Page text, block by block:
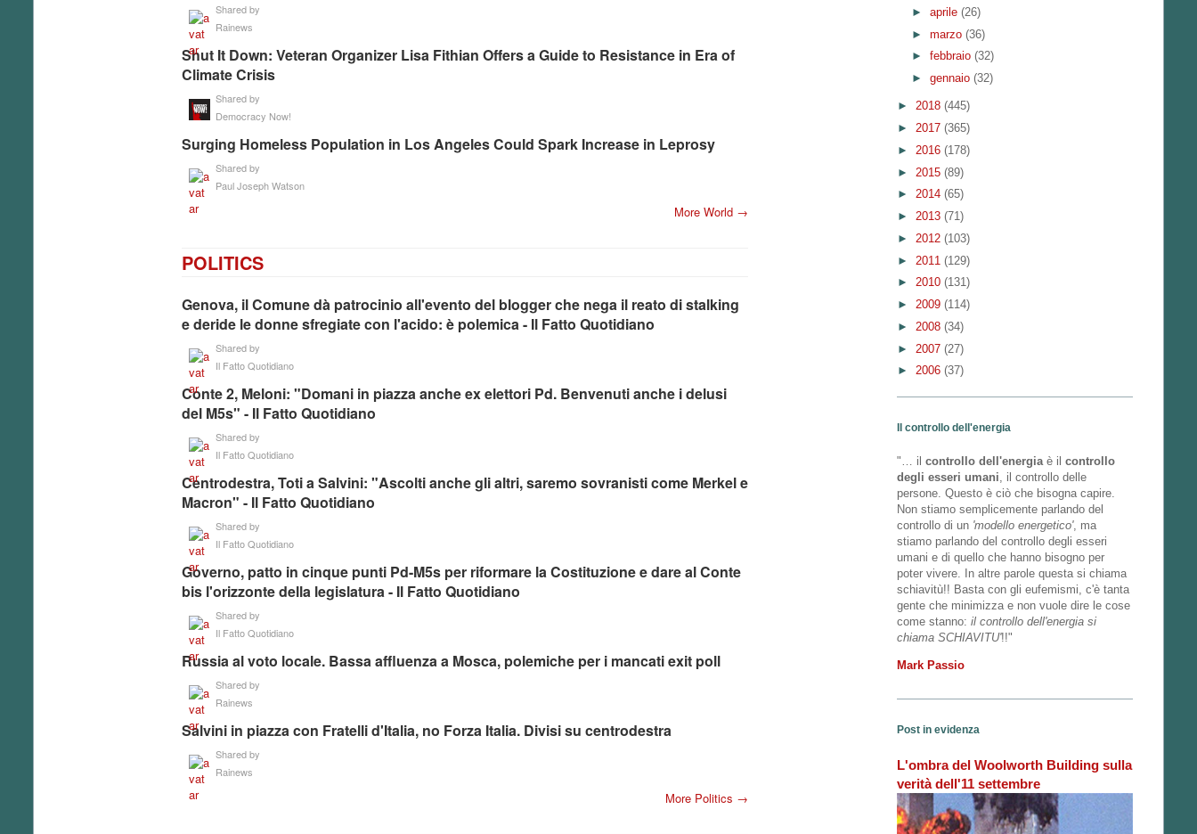
Shared by
Rainews
Shut It Down: Veteran Organizer Lisa Fithian Offers a Guide to Resistance in Era of
Climate Crisis
Shared by
Democracy Now!
Surging Homeless Population in Los Angeles Could Spark Increase in Leprosy
Shared by
Paul Joseph Watson
More World →
POLITICS
Genova, il Comune dà patrocinio all'evento del blogger che nega il reato di stalking
e deride le donne sfregiate con l'acido: è polemica - Il Fatto Quotidiano
Shared by
Il Fatto Quotidiano
Conte 2, Meloni: "Domani in piazza anche ex elettori Pd. Benvenuti anche i delusi
del M5s" - Il Fatto Quotidiano
Shared by
Il Fatto Quotidiano
Centrodestra, Toti a Salvini: "Ascolti anche gli altri, saremo sovranisti come Merkel e
Macron" - Il Fatto Quotidiano
Shared by
Il Fatto Quotidiano
Governo, patto in cinque punti Pd-M5s per riformare la Costituzione e dare al Conte
bis l'orizzonte della legislatura - Il Fatto Quotidiano
Shared by
Il Fatto Quotidiano
Russia al voto locale. Bassa affluenza a Mosca, polemiche per i mancati exit poll
Shared by
Rainews
Salvini in piazza con Fratelli d'Italia, no Forza Italia. Divisi su centrodestra
Shared by
Rainews
More Politics →
► aprile (26)
► marzo (36)
► febbraio (32)
► gennaio (32)
► 2018 (445)
► 2017 (365)
► 2016 (178)
► 2015 (89)
► 2014 (65)
► 2013 (71)
► 2012 (103)
► 2011 (129)
► 2010 (131)
► 2009 (114)
► 2008 (34)
► 2007 (27)
► 2006 (37)
Il controllo dell'energia
"… il controllo dell'energia è il controllo
degli esseri umani , il controllo delle
persone. Questo è ciò che bisogna capire.
Non stiamo semplicemente parlando del
controllo di un 'modello energetico', ma
stiamo parlando del controllo degli esseri
umani e di quello che hanno bisogno per
poter vivere. In altre parole questa si chiama
schiavitù!! Basta con gli eufemismi, c'è tanta
gente che minimizza e non vuole dire le cose
come stanno: il controllo dell'energia si
chiama SCHIAVITU'!!"
Mark Passio
Post in evidenza
L'ombra del Woolworth Building sulla
verità dell'11 settembre